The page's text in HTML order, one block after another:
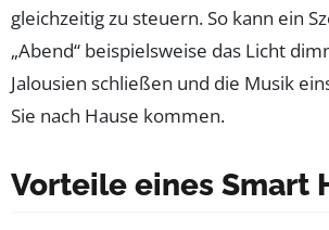
gleichzeitig zu steuern. So kann ein
„Abend“ beispielsweise das Licht
Jalousien schließen und die Musik
Sie nach Hause kommen.
Vorteile eines Smart